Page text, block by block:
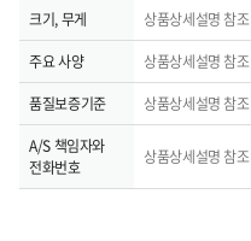
크기, 무게
상품상세설명 참조
주요 사양
상품상세설명 참조
품질보증기준
상품상세설명 참조
A/S 책임자와
전화번호
상품상세설명 참조